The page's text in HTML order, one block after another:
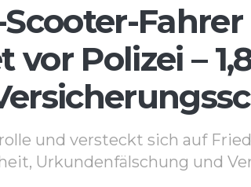
Fahrer
Polizei –
und versteckt sich auf
Urkundenfälschung und